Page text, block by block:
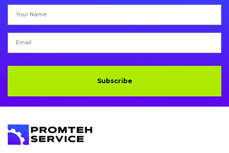
Filters and lubricants
Undercarriage
Cutting edges and blades
Bucket and adapters shrouds
Search
написати
листа
Subscribe